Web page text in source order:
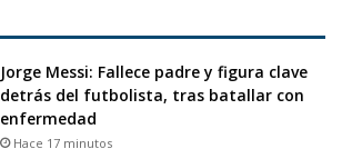
Jorge Messi: Fallece padre y figura clave
detrás del futbolista, tras batallar con
enfermedad
Hace 17 minutos